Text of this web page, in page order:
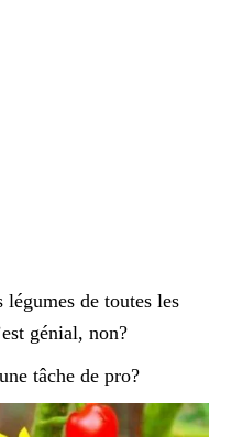
de toutes les
génial, non?
tâche de pro?